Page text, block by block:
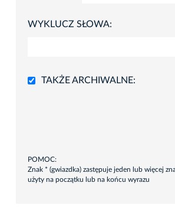
WYKLUCZ SŁOWA:
TAKŻE ARCHIWALNE:
POMOC:
Znak * (gwiazdka) zastępuje jeden lub więcej
użyty na początku lub na końcu wyrazu